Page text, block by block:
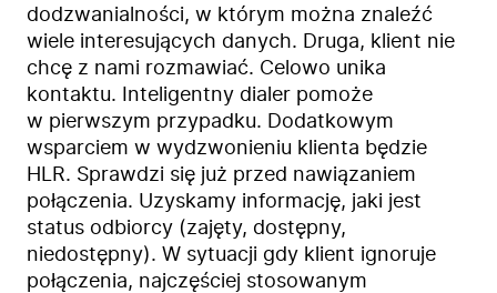
dodzwanialności, w którym można znaleźć
wiele interesujących danych. Druga, klient nie
chcę z nami rozmawiać. Celowo unika
kontaktu. Inteligentny dialer pomoże
w pierwszym przypadku. Dodatkowym
wsparciem w wydzwonieniu klienta będzie
HLR. Sprawdzi się już przed nawiązaniem
połączenia. Uzyskamy informację, jaki jest
status odbiorcy (zajęty, dostępny,
niedostępny). W sytuacji gdy klient ignoruje
połączenia, najczęściej stosowanym